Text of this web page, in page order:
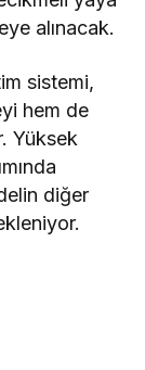
alınacak.
sistemi,
hem de
Yüksek
diğer